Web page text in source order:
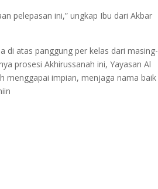
pelepasan ini,” ungkap Ibu dari Akbar
di atas panggung per kelas dari masing-
prosesi Akhirussanah ini, Yayasan Al
menggapai impian, menjaga nama baik